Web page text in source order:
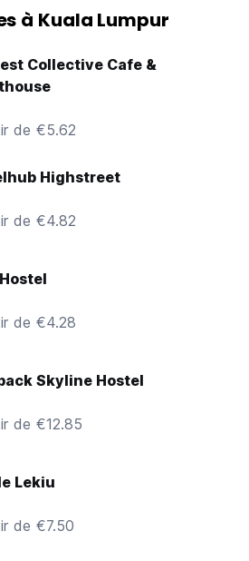
à Kuala Lumpur
Collective Cafe &
de €5.62
Highstreet
de €4.82
de €4.28
Skyline Hostel
de €12.85
Lekiu
de €7.50